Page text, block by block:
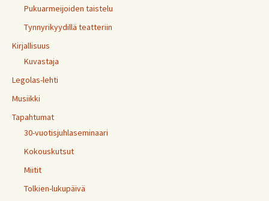
Pukuarmeijoiden taistelu
Tynnyrikyydillä teatteriin
Kirjallisuus
Kuvastaja
Legolas-lehti
Musiikki
Tapahtumat
30-vuotisjuhlaseminaari
Kokouskutsut
Miitit
Tolkien-lukupäivä